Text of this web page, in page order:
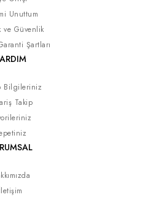
Unuttum
ve Güvenlik
Şartları
Bilgileriniz
Takip
İletişim